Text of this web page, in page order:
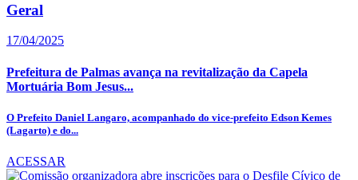
Geral
17/04/2025
Prefeitura de Palmas avança na revitalização da Capela
Mortuária Bom Jesus...
O Prefeito Daniel Langaro, acompanhado do vice-prefeito Edson Kemes
(Lagarto) e do...
ACESSAR